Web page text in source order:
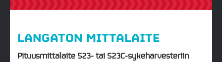
LANGATON MITTALAITE
Pituusmittalaite S23- tai S23C-sykeharvesteriin